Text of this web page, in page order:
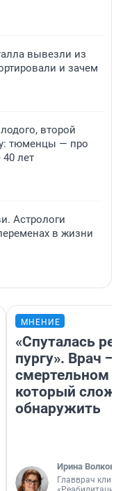
вывезли из
и зачем
второй
тюменцы — про
лет
Астрологи
в жизни
МНЕНИЕ
«Спуталась
пургу». Врач —
смертельном
который
обнаружить
Ирина Волкова
Главврач